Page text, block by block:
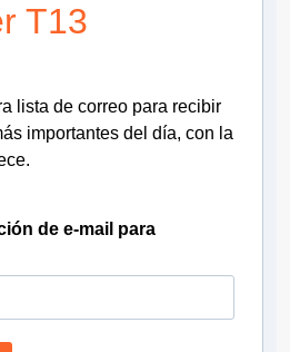
T13
lista de correo para recibir
importantes del día, con la
de e-mail para